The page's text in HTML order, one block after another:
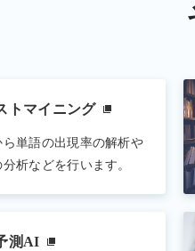
トマイニング
ら単語の出現率の解析や
析などを行います。
測AI